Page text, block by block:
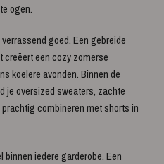
ogen.
goed. Een gebreide
creëert een cozy zomerse
koelere avonden. Binnen de
je oversized sweaters, zachte
combineren met shorts in
iedere garderobe. Een